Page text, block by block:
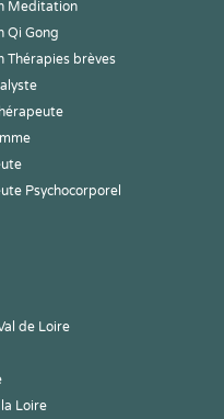
Meditation
Qi Gong
Thérapies brèves
Psychocorporel
de Loire
Loire